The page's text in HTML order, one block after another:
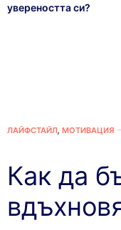
увереността си?
ЛАЙФСТАЙЛ, МОТИВАЦИЯ
Как да